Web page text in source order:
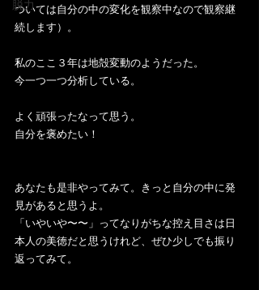
脱力
ついては自分の中の変化を観察中なので観察継
続します）。
私のここ３年は地殻変動のようだった。
今一つ一つ分析している。
よく頑張ったなって思う。
自分を褒めたい！
あなたも是非やってみて。きっと自分の中に発
見があると思うよ。
「いやいや〜〜」ってなりがちな控え目さは日
本人の美徳だと思うけれど、ぜひ少しでも振り
返ってみて。